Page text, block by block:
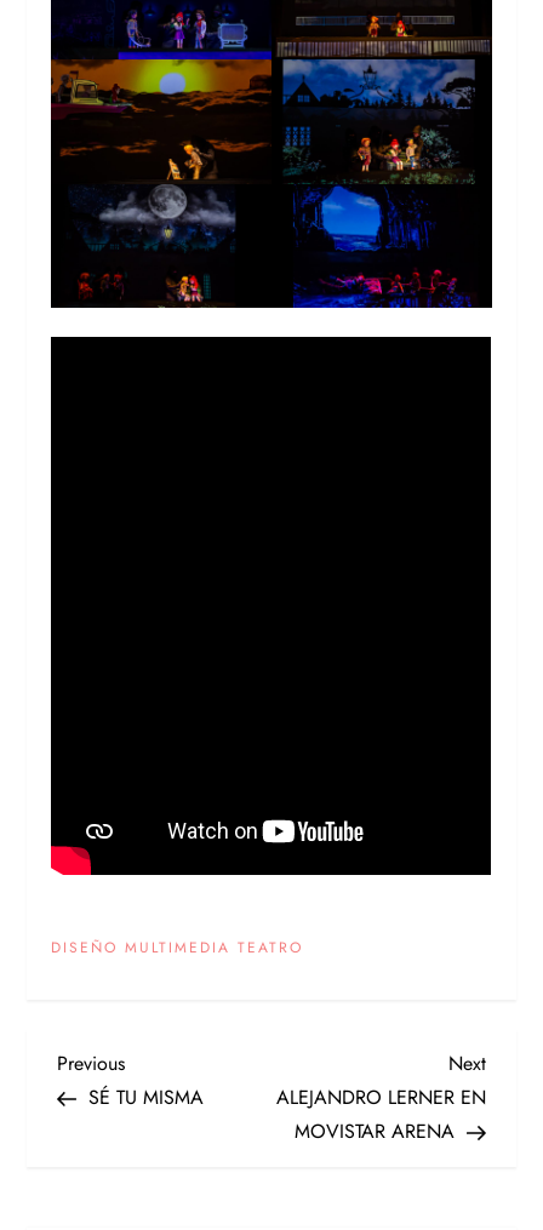
DISEÑO MULTIMEDIA TEATRO
N
Previous
Post
Previous
SÉ TU MISMA
Next
Post
Next
ALEJANDRO LERNER EN
MOVISTAR ARENA